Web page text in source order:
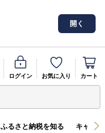
開く
ログイン お気に入り カート
ふるさと納税を知る キャン